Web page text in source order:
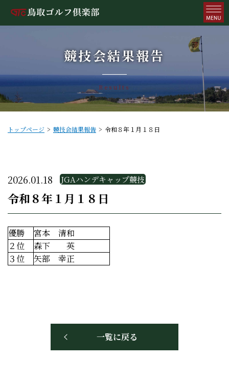
競技会結果報告
Results
トップページ 競技会結果報告 令和８年１月１８日
2026.01.18 JGAハンデキャップ競技
令和８年１月１８日
優勝
宮本 清和
２位
森下 英
３位
矢部 幸正
一覧に戻る